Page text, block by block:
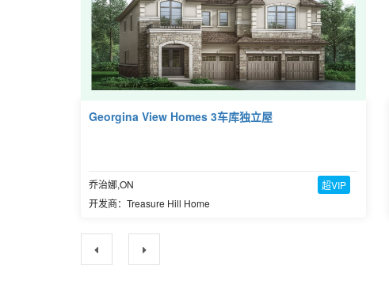
Georgina View Homes 3车库独立屋
乔治娜,ON
开发商：Treasure Hill Home
超VIP